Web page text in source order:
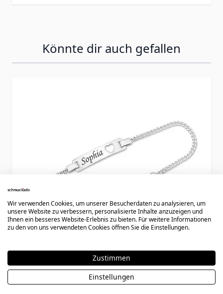
Könnte dir auch gefallen
Armband Silber Herz mit Gravur - 0694
Wir verwenden Cookies, um unserer Besucherdaten zu analysieren, um
unsere Website zu verbessern, personalisierte Inhalte anzuzeigen und
Ihnen ein besseres Website-Erlebnis zu bieten. Für weitere Informationen
zu den von uns verwendeten Cookies öffnen Sie die Einstellungen.
Zustimmen
Einstellungen